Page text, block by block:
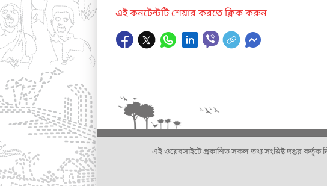
এই কনটেন্টটি শেয়ার করতে ক্লিক করুন
এই ওয়েবসাইটে প্রকাশিত সকল তথ্য সংশ্লিষ্ট দপ্তর কর্তৃক